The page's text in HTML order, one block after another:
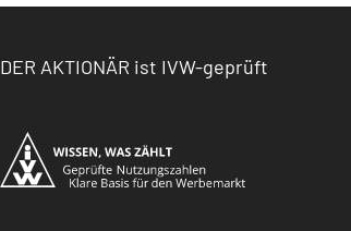
DER AKTIONÄR ist IVW-geprüft